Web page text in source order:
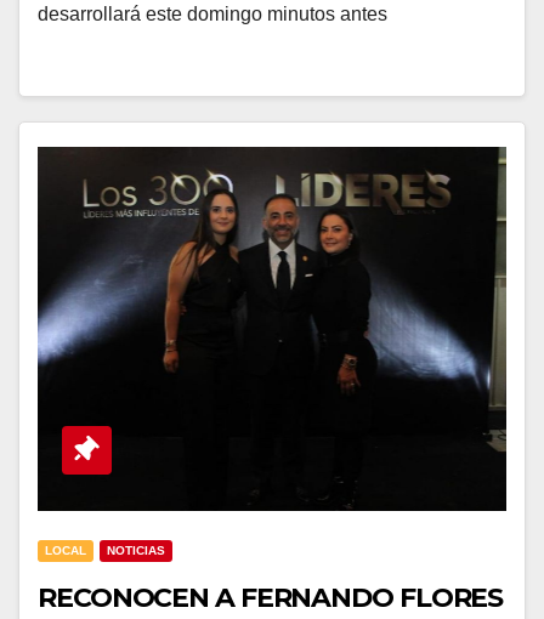
desarrollará este domingo minutos antes
LOCAL NOTICIAS
RECONOCEN A FERNANDO FLORES